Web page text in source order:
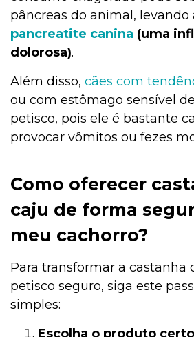
pâncreas do animal, levando
pancreatite canina (uma
dolorosa).
Além disso, cães com
ou com estômago sensível
petisco, pois ele é bastante
provocar vômitos ou fezes
Como oferecer
caju de forma
meu cachorro?
Para transformar a castanha
petisco seguro, siga este
simples:
Escolha o produto certo